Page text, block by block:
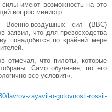
имеют возможность на это
вопрос министр.
Военно-воздушных сил (ВВС)
заявил, что для превосходства
понадобится по крайней мере
отмечал, что пилоты, которые
Само обучение, по его
все условия».
lavrov-zayavil-o-gotovnosti-rossii-